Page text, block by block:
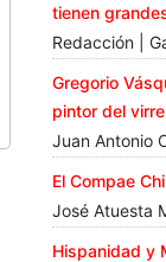
tienen
Redacción |
Gregorio
pintor del
Juan Antonio
El Compae
José Atuesta
Hispanidad y